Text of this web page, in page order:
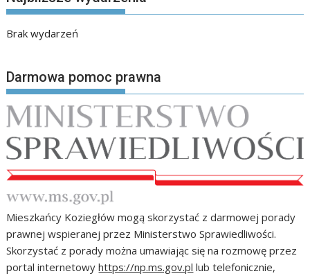
Brak wydarzeń
Darmowa pomoc prawna
Mieszkańcy Koziegłów mogą skorzystać z darmowej porady
prawnej wspieranej przez Ministerstwo Sprawiedliwości.
Skorzystać z porady można umawiając się na rozmowę przez
portal internetowyhttps://np.ms.gov.pl lub telefonicznie,